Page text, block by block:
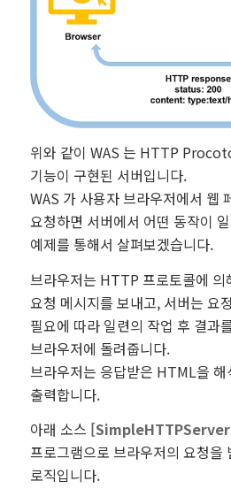
위와 같이 WAS 는 HTTP
기능이 구현된 서버입니다.
WAS 가 사용자 브라우저에서 웹
요청하면 서버에서 어떤 동작이
예제를 통해서 살펴보겠습니다.
브라우저는 HTTP 프로토콜에 의
요청 메시지를 보내고, 서버는 요
필요에 따라 일련의 작업 후 결과
브라우저에 돌려줍니다.
브라우저는 응답받은 HTML을 해
출력합니다.
아래 소스
프로그램으로 브라우저의 요청을
로직입니다.